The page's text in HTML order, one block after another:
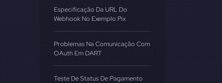
Especificação Da URL Do
Webhook No Exemplo Pix
Problemas Na Comunicação Com
OAuth Em DART
Teste De Status De Pagamento